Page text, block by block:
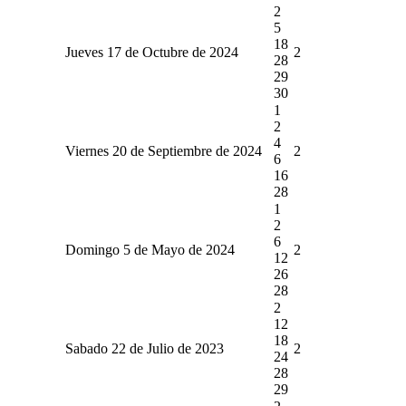
Jueves 17 de Octubre de 2024
2
5
18
28
29
30
2
Viernes 20 de Septiembre de 2024
1
2
4
6
16
28
2
Domingo 5 de Mayo de 2024
1
2
6
12
26
28
2
Sabado 22 de Julio de 2023
2
12
18
24
28
29
2